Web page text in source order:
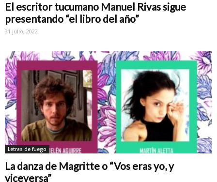
El escritor tucumano Manuel Rivas sigue
presentando “el libro del año”
31 julio, 2022
Letras de fuego
La danza de Magritte o “Vos eras yo, y
viceversa”